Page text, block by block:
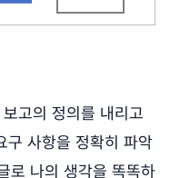
고의 정의를 내리고
구 사항을 정확히 파악
로 나의 생각을 똑똑하